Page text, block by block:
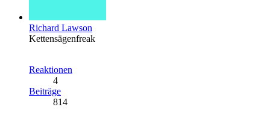
Richard Lawson
Kettensägenfreak
Reaktionen
4
Beiträge
814